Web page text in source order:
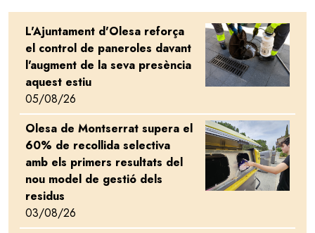
L'Ajuntament d'Olesa reforça
el control de paneroles davant
l'augment de la seva presència
aquest estiu
05/08/26
Image
Olesa de Montserrat supera el
60% de recollida selectiva
amb els primers resultats del
nou model de gestió dels
residus
03/08/26
Image